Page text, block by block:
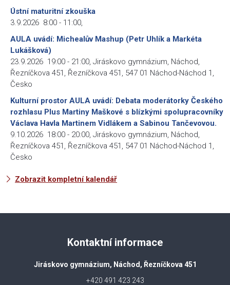
Ústní maturitní zkouška
3.9.2026 8:00 - 11:00,
AULA uvádí: Michealův Mashup (Petr Uhlík a Markéta
Lukášková)
23.9.2026 19:00 - 21:00, Jiráskovo gymnázium, Náchod,
Řezníčkova 451, Řezníčkova 451, 547 01 Náchod-Náchod 1,
Česko
Kulturní prostor AULA uvádí: Debata moderátorky Českého
rozhlasu Plus Martiny Maškové s blízkými spolupracovníky
Václava Havla Martinem Vidlákem a Sabinou Tančevovou.
9.10.2026 18:00 - 20:00, Jiráskovo gymnázium, Náchod,
Řezníčkova 451, Řezníčkova 451, 547 01 Náchod-Náchod 1,
Česko
Zobrazit kompletní kalendář
Kontaktní informace
Jiráskovo gymnázium, Náchod, Řezníčkova 451
+420 491 423 243